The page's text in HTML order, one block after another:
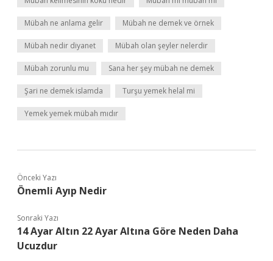
Mübah ne anlama gelir Mübah ne demek ve örnek
Mübah nedir diyanet Mübah olan şeyler nelerdir
Mübah zorunlu mu Sana her şey mübah ne demek
Şari ne demek islamda Turşu yemek helal mi
Yemek yemek mübah mıdır
Önceki Yazı
Önemli Ayıp Nedir
Sonraki Yazı
14 Ayar Altın 22 Ayar Altına Göre Neden Daha
Ucuzdur